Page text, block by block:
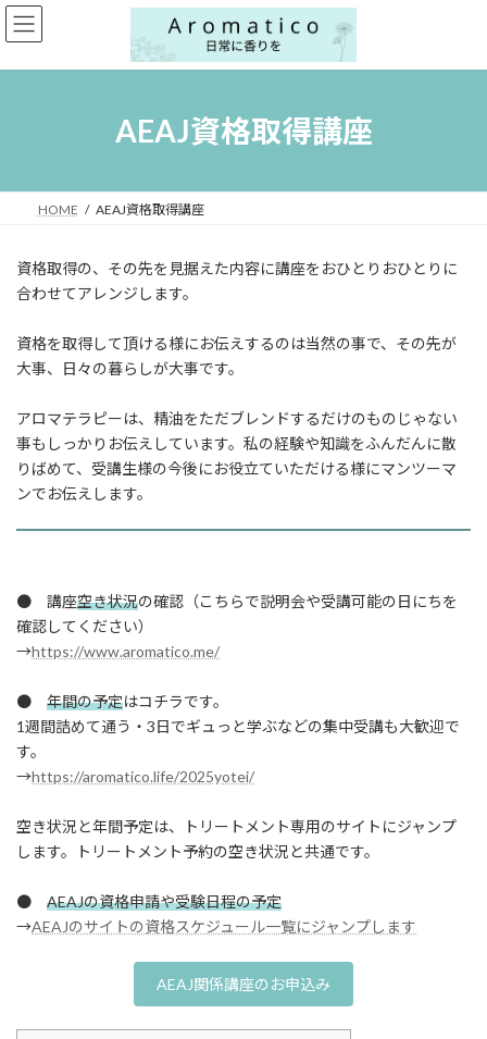
コ
ン
ン
ナ
ビ
ー
AEAJ資格取得講座
HOME AEAJ資格取得講座
資格取得の、その先を見据えた内容に講座をおひとりおひとりに
合わせてアレンジします。
資格を取得して頂ける様にお伝えするのは当然の事で、その先が
大事、日々の暮らしが大事です。
アロマテラピーは、精油をただブレンドするだけのものじゃない
事もしっかりお伝えしています。私の経験や知識をふんだんに散
りばめて、受講生様の今後にお役立ていただける様にマンツーマ
ンでお伝えします。
● 講座空き状況の確認（こちらで説明会や受講可能の日にちを
確認してください）
→https://www.aromatico.me/
● 年間の予定はコチラです。
1週間詰めて通う・3日でギュっと学ぶなどの集中受講も大歓迎で
す。
→https://aromatico.life/2025yotei/
空き状況と年間予定は、トリートメント専用のサイトにジャンプ
します。トリートメント予約の空き状況と共通です。
● AEAJの資格申請や受験日程の予定
→AEAJのサイトの資格スケジュール一覧にジャンプします
AEAJ関係講座のお申込み